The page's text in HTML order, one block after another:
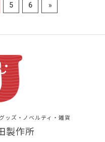
5 6 »
ッズ・ノベルティ・雑貨
製作所